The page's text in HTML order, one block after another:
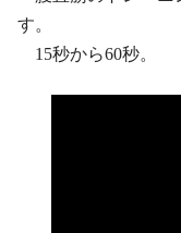
す。
15秒から60秒。